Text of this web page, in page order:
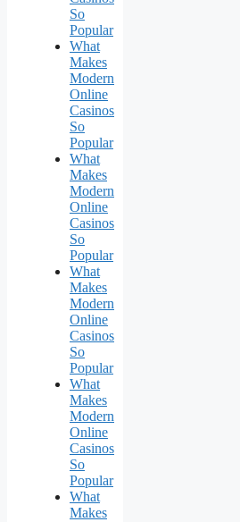
So
Popular
What
Makes
Modern
Online
Casinos
So
Popular
What
Makes
Modern
Online
Casinos
So
Popular
What
Makes
Modern
Online
Casinos
So
Popular
What
Makes
Modern
Online
Casinos
So
Popular
What
Makes